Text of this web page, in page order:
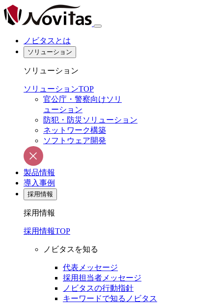
ノビタスとは
ソリューション
ソリューション
ソリューションTOP
官公庁・警察向けソリ
ューション
防犯・防災ソリューション
ネットワーク構築
ソフトウェア開発
製品情報
導入事例
採用情報
採用情報
採用情報TOP
ノビタスを知る
代表メッセージ
採用担当者メッセージ
ノビタスの行動指針
キーワードで知るノビタス